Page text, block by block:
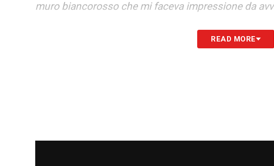
muro biancorosso che mi faceva impressione da
LA PLAYLIST DELLE NOSTRE TOP NEWSREAD MORE